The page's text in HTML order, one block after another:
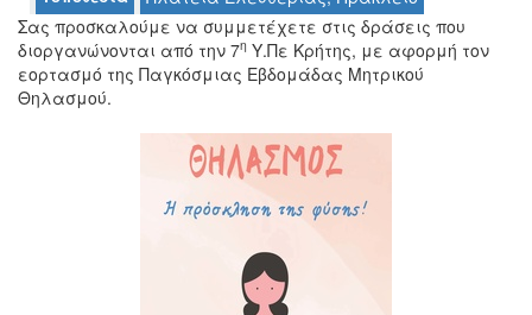
Σας προσκαλούμε να συμμετέχετε στις δράσεις που
διοργανώνονται από την 7η Υ.Πε Κρήτης, με αφορμή τον
εορτασμό της Παγκόσμιας Εβδομάδας Μητρικού
Θηλασμού.